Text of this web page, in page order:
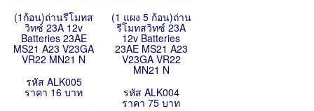
(1ก้อน)ถ่านรีโมทส
วิทซ์ 23A 12v
Batteries 23AE
MS21 A23 V23GA
VR22 MN21 N
รหัส ALK005
ราคา 16 บาท
(1 แผง 5 ก้อน)ถ่าน
รีโมทสวิทซ์ 23A
12v Batteries
23AE MS21 A23
V23GA VR22
MN21 N
รหัส ALK004
ราคา 75 บาท